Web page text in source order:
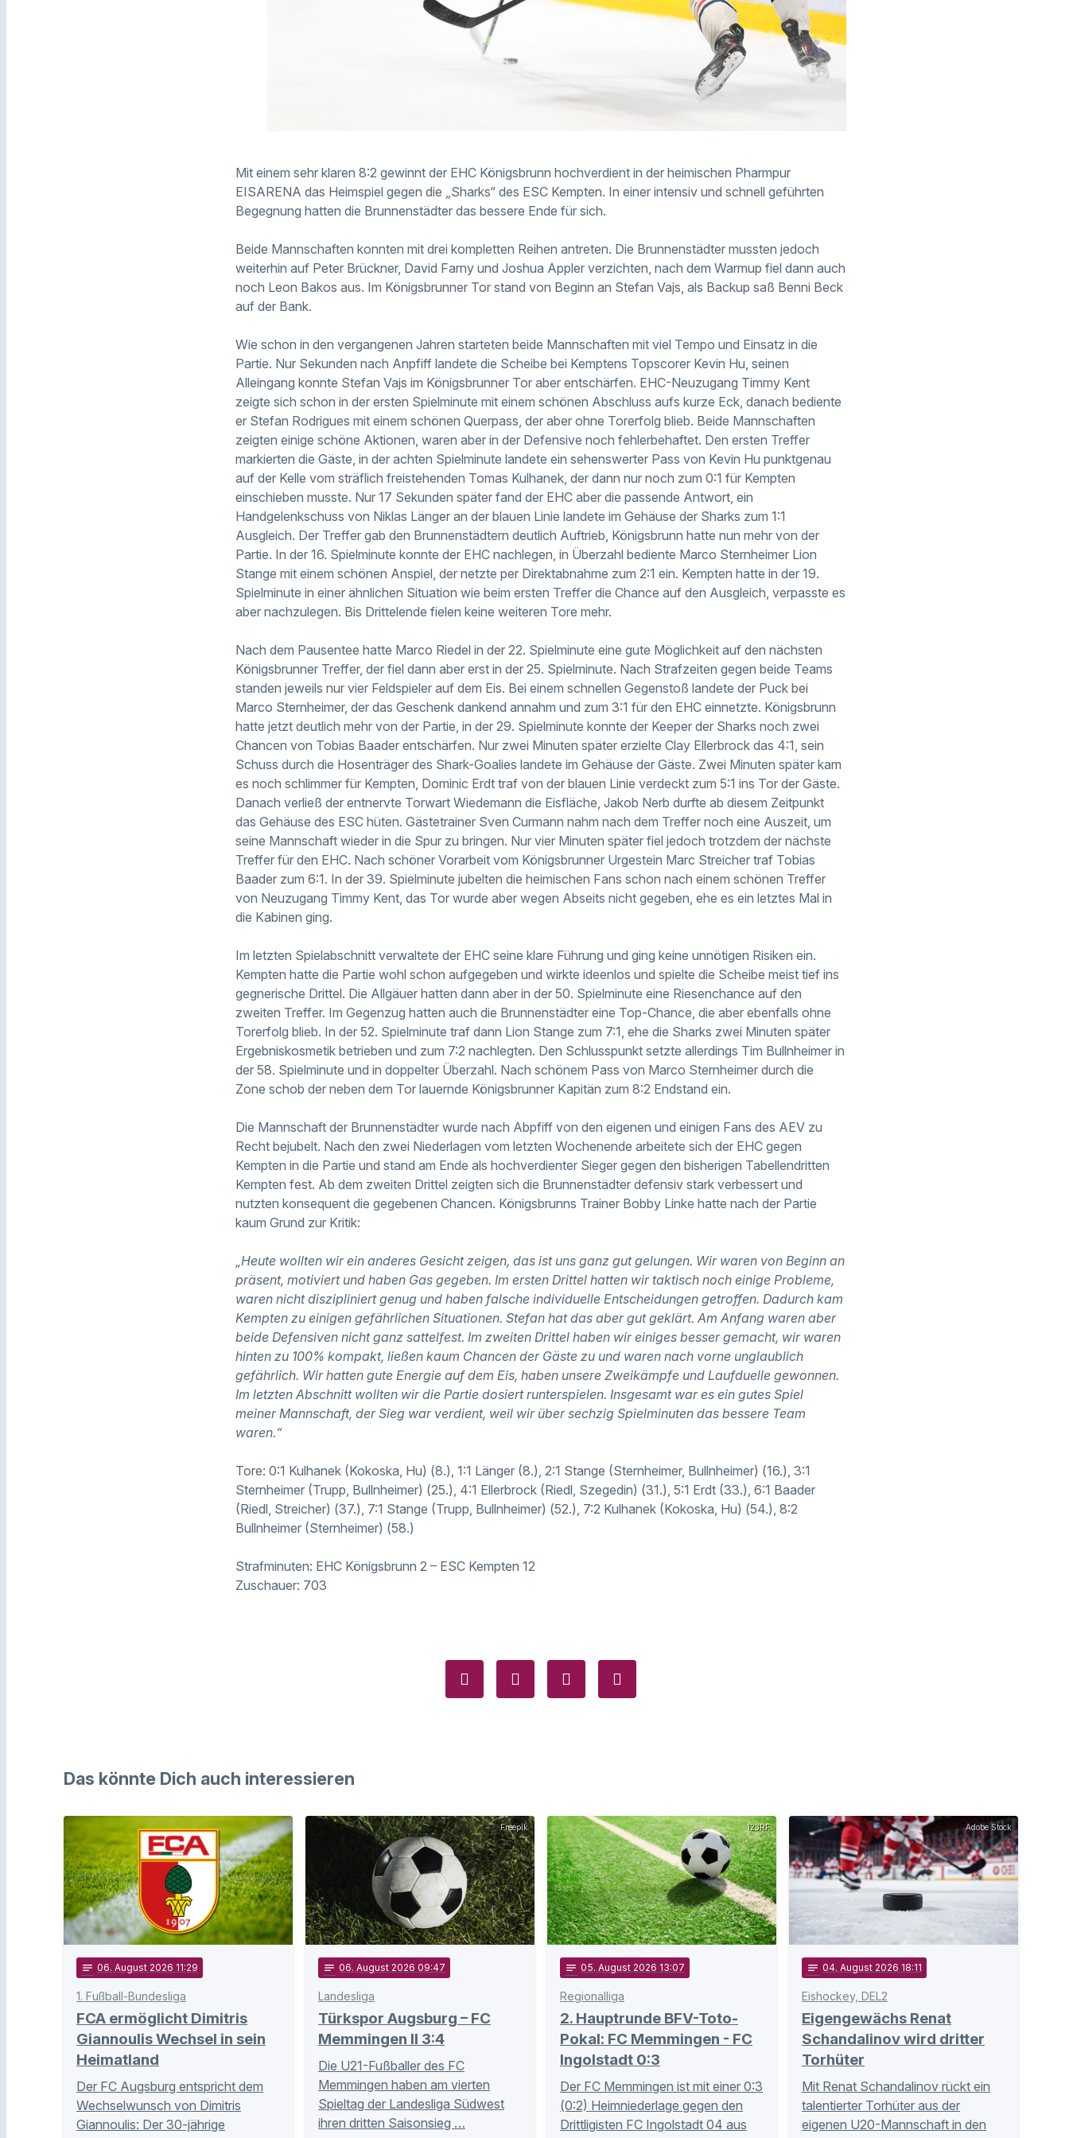
Mit einem sehr klaren 8:2 gewinnt der EHC Königsbrunn hochverdient in der heimischen Pharmpur
EISARENA das Heimspiel gegen die „Sharks“ des ESC Kempten. In einer intensiv und schnell geführten
Begegnung hatten die Brunnenstädter das bessere Ende für sich.
Beide Mannschaften konnten mit drei kompletten Reihen antreten. Die Brunnenstädter mussten jedoch
weiterhin auf Peter Brückner, David Farny und Joshua Appler verzichten, nach dem Warmup fiel dann auch
noch Leon Bakos aus. Im Königsbrunner Tor stand von Beginn an Stefan Vajs, als Backup saß Benni Beck
auf der Bank.
Wie schon in den vergangenen Jahren starteten beide Mannschaften mit viel Tempo und Einsatz in die
Partie. Nur Sekunden nach Anpfiff landete die Scheibe bei Kemptens Topscorer Kevin Hu, seinen
Alleingang konnte Stefan Vajs im Königsbrunner Tor aber entschärfen. EHC-Neuzugang Timmy Kent
zeigte sich schon in der ersten Spielminute mit einem schönen Abschluss aufs kurze Eck, danach bediente
er Stefan Rodrigues mit einem schönen Querpass, der aber ohne Torerfolg blieb. Beide Mannschaften
zeigten einige schöne Aktionen, waren aber in der Defensive noch fehlerbehaftet. Den ersten Treffer
markierten die Gäste, in der achten Spielminute landete ein sehenswerter Pass von Kevin Hu punktgenau
auf der Kelle vom sträflich freistehenden Tomas Kulhanek, der dann nur noch zum 0:1 für Kempten
einschieben musste. Nur 17 Sekunden später fand der EHC aber die passende Antwort, ein
Handgelenkschuss von Niklas Länger an der blauen Linie landete im Gehäuse der Sharks zum 1:1
Ausgleich. Der Treffer gab den Brunnenstädtern deutlich Auftrieb, Königsbrunn hatte nun mehr von der
Partie. In der 16. Spielminute konnte der EHC nachlegen, in Überzahl bediente Marco Sternheimer Lion
Stange mit einem schönen Anspiel, der netzte per Direktabnahme zum 2:1 ein. Kempten hatte in der 19.
Spielminute in einer ähnlichen Situation wie beim ersten Treffer die Chance auf den Ausgleich, verpasste es
aber nachzulegen. Bis Drittelende fielen keine weiteren Tore mehr.
Nach dem Pausentee hatte Marco Riedel in der 22. Spielminute eine gute Möglichkeit auf den nächsten
Königsbrunner Treffer, der fiel dann aber erst in der 25. Spielminute. Nach Strafzeiten gegen beide Teams
standen jeweils nur vier Feldspieler auf dem Eis. Bei einem schnellen Gegenstoß landete der Puck bei
Marco Sternheimer, der das Geschenk dankend annahm und zum 3:1 für den EHC einnetzte. Königsbrunn
hatte jetzt deutlich mehr von der Partie, in der 29. Spielminute konnte der Keeper der Sharks noch zwei
Chancen von Tobias Baader entschärfen. Nur zwei Minuten später erzielte Clay Ellerbrock das 4:1, sein
Schuss durch die Hosenträger des Shark-Goalies landete im Gehäuse der Gäste. Zwei Minuten später kam
es noch schlimmer für Kempten, Dominic Erdt traf von der blauen Linie verdeckt zum 5:1 ins Tor der Gäste.
Danach verließ der entnervte Torwart Wiedemann die Eisfläche, Jakob Nerb durfte ab diesem Zeitpunkt
das Gehäuse des ESC hüten. Gästetrainer Sven Curmann nahm nach dem Treffer noch eine Auszeit, um
seine Mannschaft wieder in die Spur zu bringen. Nur vier Minuten später fiel jedoch trotzdem der nächste
Treffer für den EHC. Nach schöner Vorarbeit vom Königsbrunner Urgestein Marc Streicher traf Tobias
Baader zum 6:1. In der 39. Spielminute jubelten die heimischen Fans schon nach einem schönen Treffer
von Neuzugang Timmy Kent, das Tor wurde aber wegen Abseits nicht gegeben, ehe es ein letztes Mal in
die Kabinen ging.
Im letzten Spielabschnitt verwaltete der EHC seine klare Führung und ging keine unnötigen Risiken ein.
Kempten hatte die Partie wohl schon aufgegeben und wirkte ideenlos und spielte die Scheibe meist tief ins
gegnerische Drittel. Die Allgäuer hatten dann aber in der 50. Spielminute eine Riesenchance auf den
zweiten Treffer. Im Gegenzug hatten auch die Brunnenstädter eine Top-Chance, die aber ebenfalls ohne
Torerfolg blieb. In der 52. Spielminute traf dann Lion Stange zum 7:1, ehe die Sharks zwei Minuten später
Ergebniskosmetik betrieben und zum 7:2 nachlegten. Den Schlusspunkt setzte allerdings Tim Bullnheimer in
der 58. Spielminute und in doppelter Überzahl. Nach schönem Pass von Marco Sternheimer durch die
Zone schob der neben dem Tor lauernde Königsbrunner Kapitän zum 8:2 Endstand ein.
Die Mannschaft der Brunnenstädter wurde nach Abpfiff von den eigenen und einigen Fans des AEV zu
Recht bejubelt. Nach den zwei Niederlagen vom letzten Wochenende arbeitete sich der EHC gegen
Kempten in die Partie und stand am Ende als hochverdienter Sieger gegen den bisherigen Tabellendritten
Kempten fest. Ab dem zweiten Drittel zeigten sich die Brunnenstädter defensiv stark verbessert und
nutzten konsequent die gegebenen Chancen. Königsbrunns Trainer Bobby Linke hatte nach der Partie
kaum Grund zur Kritik:
„Heute wollten wir ein anderes Gesicht zeigen, das ist uns ganz gut gelungen. Wir waren von Beginn an
präsent, motiviert und haben Gas gegeben. Im ersten Drittel hatten wir taktisch noch einige Probleme,
waren nicht diszipliniert genug und haben falsche individuelle Entscheidungen getroffen. Dadurch kam
Kempten zu einigen gefährlichen Situationen. Stefan hat das aber gut geklärt. Am Anfang waren aber
beide Defensiven nicht ganz sattelfest. Im zweiten Drittel haben wir einiges besser gemacht, wir waren
hinten zu 100% kompakt, ließen kaum Chancen der Gäste zu und waren nach vorne unglaublich
gefährlich. Wir hatten gute Energie auf dem Eis, haben unsere Zweikämpfe und Laufduelle gewonnen.
Im letzten Abschnitt wollten wir die Partie dosiert runterspielen. Insgesamt war es ein gutes Spiel
meiner Mannschaft, der Sieg war verdient, weil wir über sechzig Spielminuten das bessere Team
waren.“
Tore: 0:1 Kulhanek (Kokoska, Hu) (8.), 1:1 Länger (8.), 2:1 Stange (Sternheimer, Bullnheimer) (16.), 3:1
Sternheimer (Trupp, Bullnheimer) (25.), 4:1 Ellerbrock (Riedl, Szegedin) (31.), 5:1 Erdt (33.), 6:1 Baader
(Riedl, Streicher) (37.), 7:1 Stange (Trupp, Bullnheimer) (52.), 7:2 Kulhanek (Kokoska, Hu) (54.), 8:2
Bullnheimer (Sternheimer) (58.)
Strafminuten: EHC Königsbrunn 2 – ESC Kempten 12
Zuschauer: 703
Das könnte Dich auch interessieren
notes 06. August 2026 11:29
1. Fußball-Bundesliga
FCA ermöglicht Dimitris
Giannoulis Wechsel in sein
Heimatland
Der FC Augsburg entspricht dem
Wechselwunsch von Dimitris
Giannoulis: Der 30-jährige
Freepik
notes 06. August 2026 09:47
Landesliga
Türkspor Augsburg – FC
Memmingen II 3:4
Die U21-Fußballer des FC
Memmingen haben am vierten
Spieltag der Landesliga Südwest
ihren dritten Saisonsieg …
123RF
notes 05. August 2026 13:07
Regionalliga
2. Hauptrunde BFV-Toto-
Pokal: FC Memmingen - FC
Ingolstadt 0:3
Der FC Memmingen ist mit einer 0:3
(0:2) Heimniederlage gegen den
Drittligisten FC Ingolstadt 04 aus
Adobe Stock
notes 04. August 2026 18:11
Eishockey, DEL2
Eigengewächs Renat
Schandalinov wird dritter
Torhüter
Mit Renat Schandalinov rückt ein
talentierter Torhüter aus der
eigenen U20-Mannschaft in den